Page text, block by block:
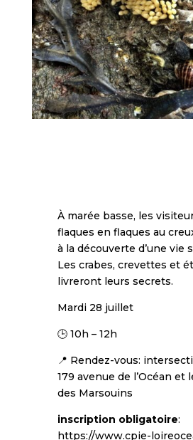
À marée basse, les
flaques en flaques au
à la découverte d’une vie
Les crabes, crevettes et
livreront leurs secrets.
Mardi 28 juillet
🕒 10h – 12h
📍 Rendez-vous:
179 avenue de l’Océan et
des Marsouins
inscription obligatoire:
https://www.cpie-